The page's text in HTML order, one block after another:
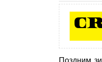
Поздним